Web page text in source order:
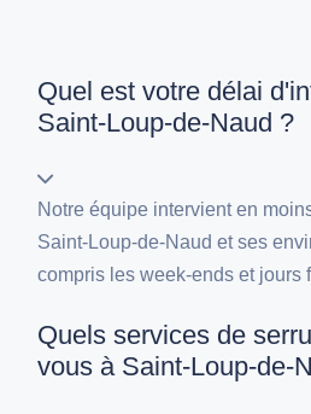
Quel est votre délai
Saint-Loup-de-Naud ?
Notre équipe intervient en
Saint-Loup-de-Naud et ses
compris les week-ends et jours
Quels services de
vous à Saint-Loup-de-